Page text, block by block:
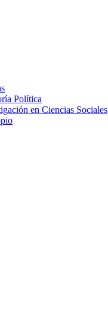
Política
en Ciencias Sociales